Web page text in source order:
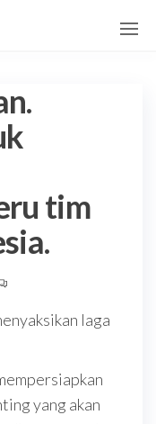
tim
laga
yang akan